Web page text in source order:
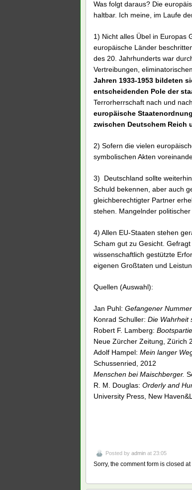
Was folgt daraus? Die
haltbar. Ich meine, im Laufe
1) Nicht alles Übel in Europas
europäische Länder
des 20. Jahrhunderts war
Vertreibungen,
Jahren 1933-1953 bildeten
entscheidenden Pole der
Terrorherrschaft nach und
europäische
zwischen Deutschem Reich
2) Sofern die vielen
symbolischen Akten
3) Deutschland sollte
Schuld bekennen, aber auch
gleichberechtigter Partner
stehen. Mangelnder
4) Allen EU-Staaten stehen
Scham gut zu Gesicht.
wissenschaftlich gestützte
eigenen Großtaten und
Quellen (Auswahl):
Jan Puhl: Gefangener
Konrad Schuller: Die Wahrheit
Robert F. Lamberg:
Neue Zürcher Zeitung, Zürich
Adolf Hampel: Mein langer
Schussenried, 2012
Menschen bei Maischberger.
R. M. Douglas: Orderly and
University Press, New
Posted by admin at 23:05
Sorry, the comment form is closed at